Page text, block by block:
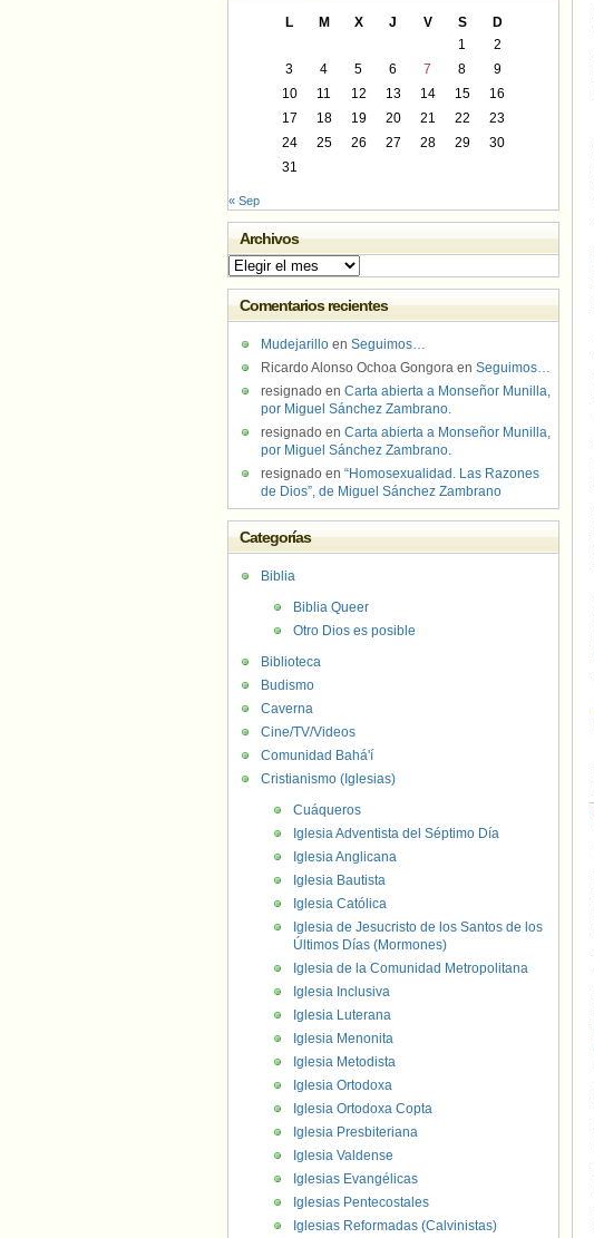
L M X J V S
D
1
2
3
4 5 6 7 8
9
10
11 12 13 14 15
16
17
18 19 20 21 22
23
24
25 26 27 28 29
30
31
« Sep
Archivos
Archivos
Comentarios recientes
Mudejarillo en Seguimos…
Ricardo Alonso Ochoa Gongora en Seguimos…
resignado en Carta abierta a Monseñor Munilla,
por Miguel Sánchez Zambrano.
resignado en Carta abierta a Monseñor Munilla,
por Miguel Sánchez Zambrano.
resignado en “Homosexualidad. Las Razones
de Dios”, de Miguel Sánchez Zambrano
Categorías
Biblia
Biblia Queer
Otro Dios es posible
Biblioteca
Budismo
Caverna
Cine/TV/Videos
Comunidad Bahá'í
Cristianismo (Iglesias)
Cuáqueros
Iglesia Adventista del Séptimo Día
Iglesia Anglicana
Iglesia Bautista
Iglesia Católica
Iglesia de Jesucristo de los Santos de los
Últimos Días (Mormones)
Iglesia de la Comunidad Metropolitana
Iglesia Inclusiva
Iglesia Luterana
Iglesia Menonita
Iglesia Metodista
Iglesia Ortodoxa
Iglesia Ortodoxa Copta
Iglesia Presbiteriana
Iglesia Valdense
Iglesias Evangélicas
Iglesias Pentecostales
Iglesias Reformadas (Calvinistas)